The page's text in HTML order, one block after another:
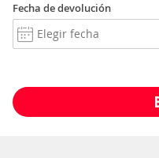
Fecha de devolución